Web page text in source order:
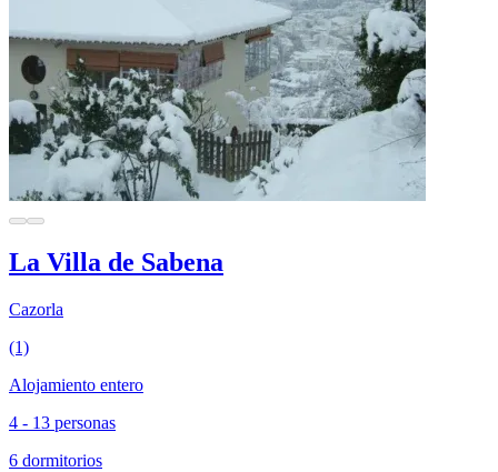
La Villa de Sabena
Cazorla
(1)
Alojamiento entero
4 - 13 personas
6 dormitorios